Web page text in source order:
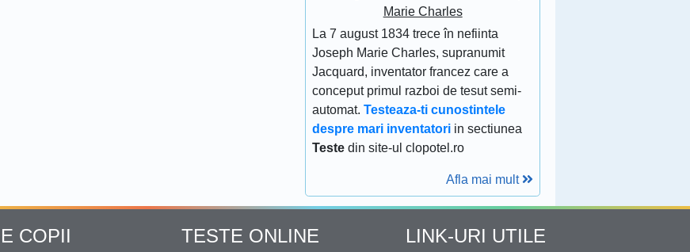
Marie Charles
La 7 august 1834 trece în nefiinta
Joseph Marie Charles, supranumit
Jacquard, inventator francez care a
conceput primul razboi de tesut semi-
automat.Testeaza-ti cunostintele
despre mari inventatori in sectiunea
Teste din site-ul clopotel.ro
Afla mai mult
COPII TESTE ONLINE LINK-URI UTILE